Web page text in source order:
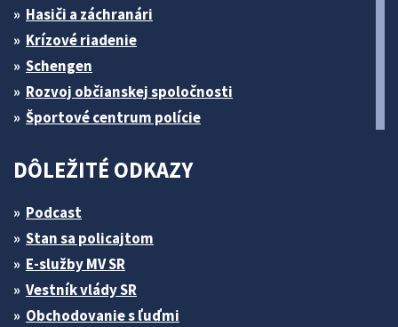
Hasiči a záchranári
Krízové riadenie
Schengen
Rozvoj občianskej spoločnosti
Športové centrum polície
DÔLEŽITÉ ODKAZY
Podcast
Stan sa policajtom
E-služby MV SR
Vestník vlády SR
Obchodovanie s ľuďmi